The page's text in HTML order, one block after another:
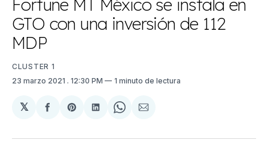
Fortune MT México se instala en
GTO con una inversión de 112
MDP
CLUSTER 1
23 marzo 2021 . 12:30 PM 1 minuto de lectura
𝕏
Compartir
Facebook
Share
Pinterest
Compartir
LinkedIn
Share
WhatsApp
Compartir
Email